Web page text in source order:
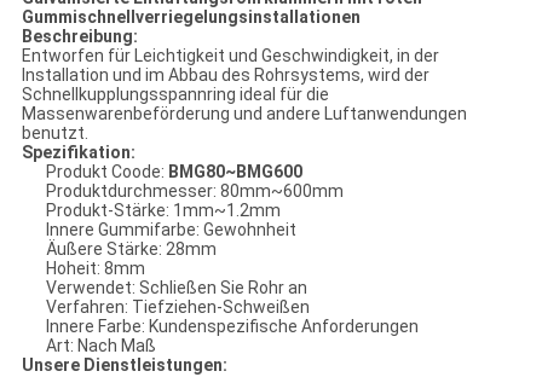
Gummischnellverriegelungsinstallationen
Beschreibung:
Entworfen für Leichtigkeit und Geschwindigkeit, in der
Installation und im Abbau des Rohrsystems, wird der
Schnellkupplungsspannring ideal für die
Massenwarenbeförderung und andere Luftanwendungen
benutzt.
Spezifikation:
Produkt Coode: BMG80~BMG600
Produktdurchmesser: 80mm~600mm
Produkt-Stärke: 1mm~1.2mm
Innere Gummifarbe: Gewohnheit
Äußere Stärke: 28mm
Hoheit: 8mm
Verwendet: Schließen Sie Rohr an
Verfahren: Tiefziehen-Schweißen
Innere Farbe: Kundenspezifische Anforderungen
Art: Nach Maß
Unsere Dienstleistungen: